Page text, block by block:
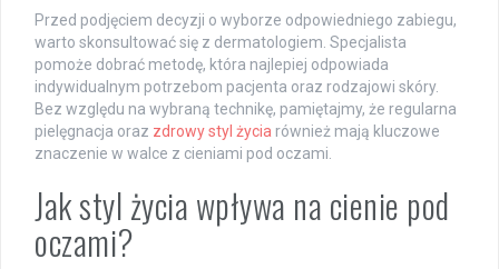
Przed podjęciem decyzji o wyborze odpowiedniego zabiegu,
warto skonsultować się z dermatologiem. Specjalista
pomoże dobrać metodę, która najlepiej odpowiada
indywidualnym potrzebom pacjenta oraz rodzajowi skóry.
Bez względu na wybraną technikę, pamiętajmy, że regularna
pielęgnacja oraz zdrowy styl życia również mają kluczowe
znaczenie w walce z cieniami pod oczami.
Jak styl życia wpływa na cienie pod
oczami?